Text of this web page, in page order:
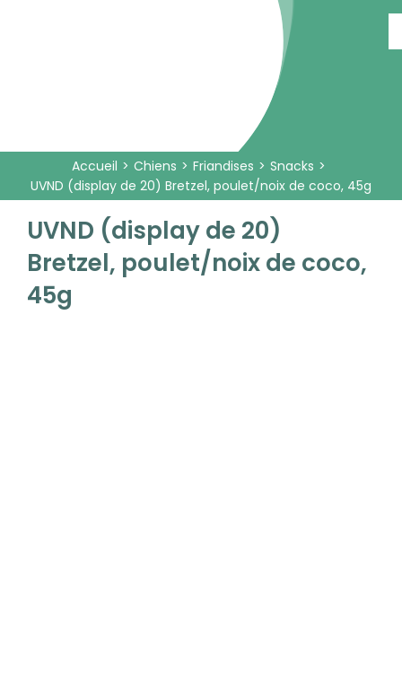
Accueil Chiens Friandises
Snacks
UVND (display de 20) Bretzel, poulet/noix de coco, 45g
UVND (display de 20)
Bretzel, poulet/noix de coco,
45g